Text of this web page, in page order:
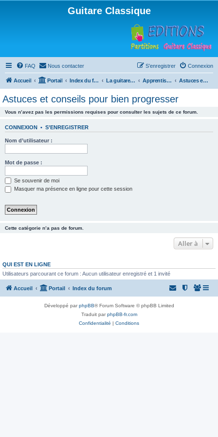
Guitare Classique
FAQ Nous contacter Connexion
S’enregistrer
Accueil Portail Index du forum La guitare : instrument, cours et théorie Apprentissage et enseignement de la guitare Astuces et conseils pour bien progresser
Astuces et conseils pour bien progresser
Vous n’avez pas les permissions requises pour consulter les sujets de ce forum.
CONNEXION • S’ENREGISTRER
Nom d’utilisateur :
Mot de passe :
Se souvenir de moi
Masquer ma présence en ligne pour cette session
Cette catégorie n’a pas de forum.
Aller à
QUI EST EN LIGNE
Utilisateurs parcourant ce forum : Aucun utilisateur enregistré et 1 invité
Accueil Portail Index du forum
Développé parphpBB® Forum Software © phpBB Limited
Traduit parphpBB-fr.com
Confidentialité | Conditions